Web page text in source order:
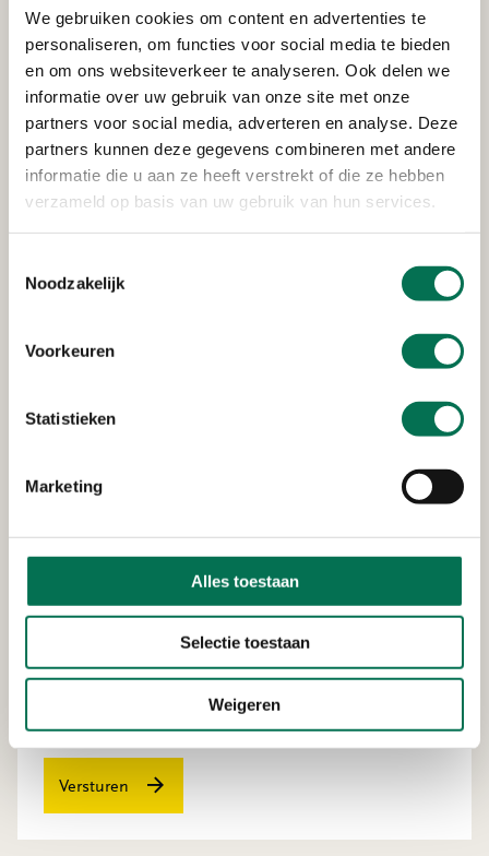
We gebruiken cookies om content en advertenties te
personaliseren, om functies voor social media te bieden
en om ons websiteverkeer te analyseren. Ook delen we
informatie over uw gebruik van onze site met onze
partners voor social media, adverteren en analyse. Deze
partners kunnen deze gegevens combineren met andere
informatie die u aan ze heeft verstrekt of die ze hebben
verzameld op basis van uw gebruik van hun services.
Noodzakelijk
Voorkeuren
Statistieken
Marketing
Alles toestaan
Selectie toestaan
Weigeren
Uw naam
Voornaam
Achternaam
Heeft u nog een bepaald moment of tijdstip waarop u
Vink dit aan als u dit formulier wilt versturen.*
Versturen